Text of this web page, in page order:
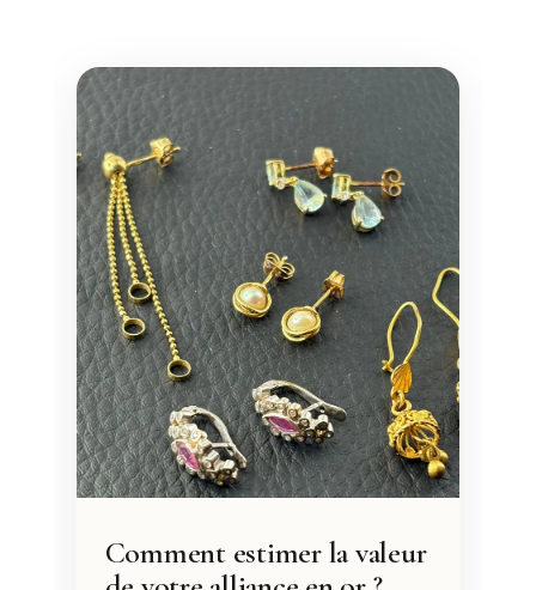
Comment estimer la valeur